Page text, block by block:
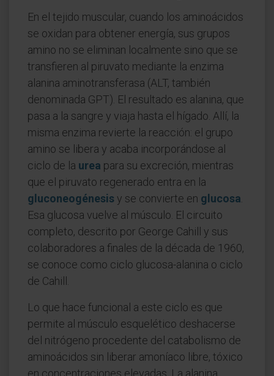
En el tejido muscular, cuando los aminoácidos
se oxidan para obtener energía, sus grupos
amino no se eliminan localmente sino que se
transfieren al piruvato mediante la enzima
alanina aminotransferasa (ALT, también
denominada GPT). El resultado es alanina, que
pasa a la sangre y viaja hasta el hígado. Allí, la
misma enzima revierte la reacción: el grupo
amino se libera y acaba incorporándose al
ciclo de la urea para su excreción, mientras
que el piruvato regenerado entra en la
gluconeogénesisy se convierte en glucosa
Esa glucosa vuelve al músculo. El circuito
completo, descrito por George Cahill y sus
colaboradores a finales de la década de 1960,
se conoce como ciclo glucosa-alanina o ciclo
de Cahill.
Lo que hace funcional a este ciclo es que
permite al músculo esquelético deshacerse
del nitrógeno procedente del catabolismo de
aminoácidos sin liberar amoníaco libre, tóxico
en concentraciones elevadas. La alanina